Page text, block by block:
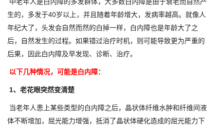
生的，多发于40岁以上，并且随着年龄增大，发病率越高。就像人
年纪大了，头发会自然而然的白掉一样，白内障也是年龄大了之
后，自然发生的过程。如果错过治疗时机，则可能导致更为严重的
后果，因此白内障及早发现、诊断、治疗。
以下几种情况，可能是白内障：
1、老花眼突然变清楚
当老年人患上某些类型的白内障之后，晶状体纤维水肿和纤维间液
体不断增加，屈光能力增强，抵消了晶状体硬化造成的屈光能力下